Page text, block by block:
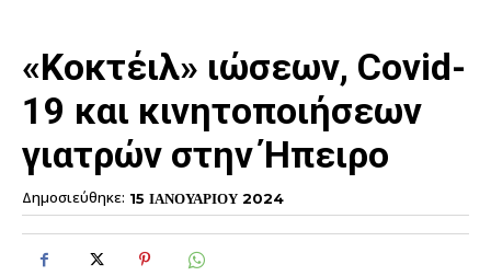
«Κοκτέιλ» ιώσεων, Covid-
19 και κινητοποιήσεων
γιατρών στην Ήπειρο
Δημοσιεύθηκε: 15 ΙΑΝΟΥΑΡΙΟΥ 2024